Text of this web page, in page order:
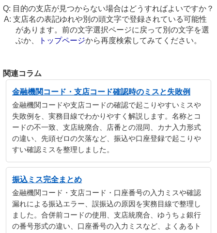
目的の支店が見つからない場合はどうすればよいですか？
支店名の表記ゆれや別の頭文字で登録されている可能性
があります。前の文字選択ページに戻って別の文字を選
ぶか、
トップページから再度検索してみてください。
関連コラム
金融機関コード・支店コード確認時のミスと失敗例
金融機関コードや支店コードの確認で起こりやすいミスや
失敗例を、実務目線でわかりやすく解説します。名称とコ
ードの不一致、支店統廃合、店番との混同、カナ入力形式
の違い、先頭ゼロの欠落など、振込や口座登録で起こりや
すい確認ミスを整理しました。
振込ミス完全まとめ
金融機関コード・支店コード・口座番号の入力ミスや確認
漏れによる振込エラー、誤振込の原因を実務目線で整理し
ました。合併前コードの使用、支店統廃合、ゆうちょ銀行
の番号形式の違い、口座番号の入力ミスなど、よくあるト